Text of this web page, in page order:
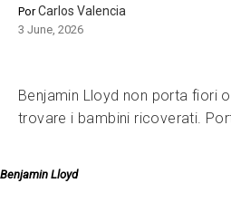
PorCarlos Valencia
3 June, 2026
Benjamin Lloyd non porta fiori
trovare i bambini ricoverati.
Benjamin Lloyd